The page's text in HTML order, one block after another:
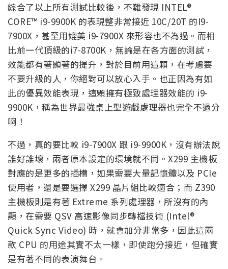
綜合了以上所有測試比較後，不難發現 INTEL®
CORE™ i9-9900K 的表現整非常接近 10C/20T 的I9-
7900X，甚至用媲美 i9-7900X 來形容也不為過。而相
比前一代頂級的i7-8700K，無論是在各方面的測試，
效能都有著顯著的提升，對於目前用這顆，在考慮要
不要升級的人，你絕對可以放心入手。也正因為有如
此的優異效能表現，這顆擁有極致處理器效能的 i9-
9900K，稱為世界最強桌上型遊戲處理器也完全不過分
啊！
不過，真的要比較 i9-7900X 跟 i9-9900K，沒有辦法說
誰好誰壞，兩者原本設定的環境就不同。X299 主機板
對應的是更多的插槽，如果需要大量記憶體以及 PCIe
使用者，還是要選擇 X299 晶片組比較適合；而 Z390
主機板則是有著 Extreme 系列處理器，所沒有的內
顯，在需要 QSV 高速影像同步轉檔技術 (Intel®
Quick Sync Video) 時，就會加分非常多，因此這兩
款 CPU 的用途其實不太一樣，即使跑分接近，但確實
是有著不同的表演舞台。